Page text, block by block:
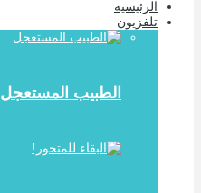
الرئيسية
تلفزيون
الطبيب المستعجل